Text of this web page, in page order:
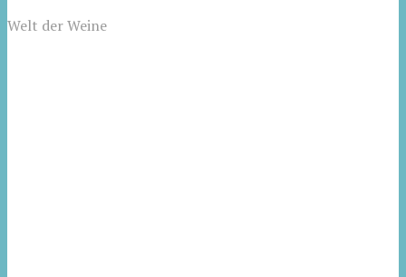
Welt der Weine